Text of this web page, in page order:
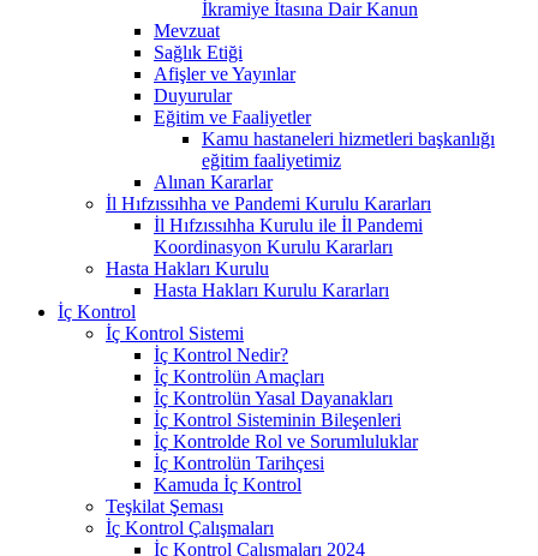
İkramiye İtasına Dair Kanun
Mevzuat
Sağlık Etiği
Afişler ve Yayınlar
Duyurular
Eğitim ve Faaliyetler
Kamu hastaneleri hizmetleri başkanlığı
eğitim faaliyetimiz
Alınan Kararlar
İl Hıfzıssıhha ve Pandemi Kurulu Kararları
İl Hıfzıssıhha Kurulu ile İl Pandemi
Koordinasyon Kurulu Kararları
Hasta Hakları Kurulu
Hasta Hakları Kurulu Kararları
İç Kontrol
İç Kontrol Sistemi
İç Kontrol Nedir?
İç Kontrolün Amaçları
İç Kontrolün Yasal Dayanakları
İç Kontrol Sisteminin Bileşenleri
İç Kontrolde Rol ve Sorumluluklar
İç Kontrolün Tarihçesi
Kamuda İç Kontrol
Teşkilat Şeması
İç Kontrol Çalışmaları
İç Kontrol Çalışmaları 2024